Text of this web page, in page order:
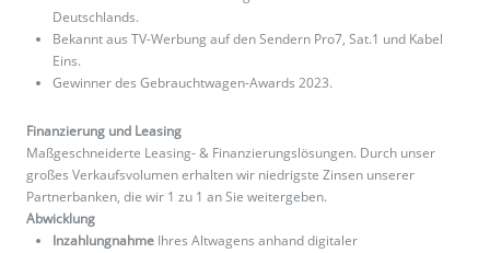
Deutschlands.
Bekannt aus TV-Werbung auf den Sendern Pro7, Sat.1 und Kabel
Eins.
Gewinner des Gebrauchtwagen-Awards 2023.
Finanzierung und Leasing
Maßgeschneiderte Leasing- & Finanzierungslösungen. Durch unser
großes Verkaufsvolumen erhalten wir niedrigste Zinsen unserer
Partnerbanken, die wir 1 zu 1 an Sie weitergeben.
Abwicklung
Inzahlungnahme Ihres Altwagens anhand digitaler